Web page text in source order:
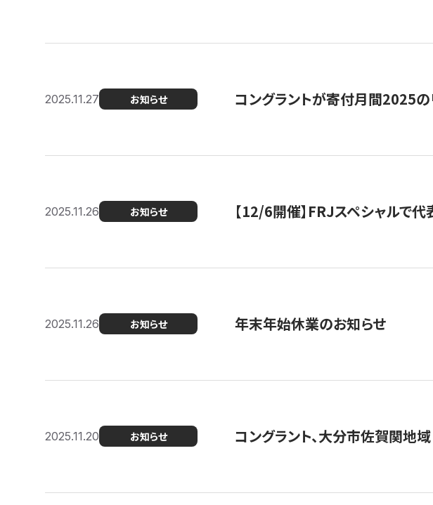
2025.11.27 お知らせ コングラントが寄付月間2025
2025.11.26 お知らせ 【12/6開催】FRJスペシャルで
2025.11.26 お知らせ 年末年始休業のお知らせ
2025.11.20 お知らせ コングラント、大分市佐賀関地